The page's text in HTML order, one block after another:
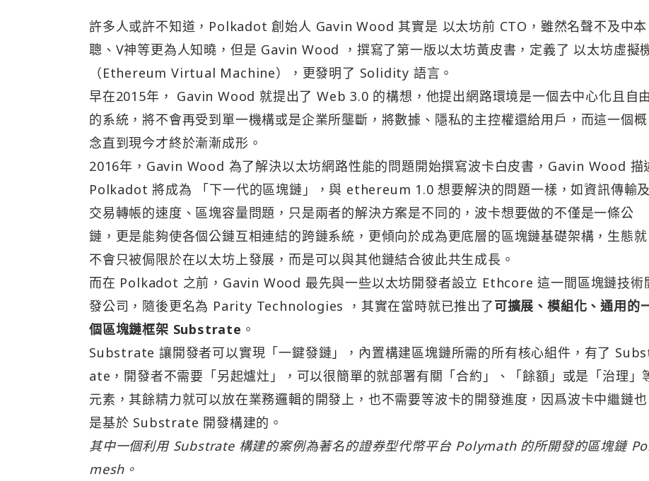
許多人或許不知道，Polkadot 創始人 Gavin Wood 其實是 以太坊前 CTO，雖然名聲不及中本
聰、V神等更為人知曉，但是 Gavin Wood ，撰寫了第一版以太坊黃皮書，定義了 以太坊虛擬
（Ethereum Virtual Machine），更發明了 Solidity 語言。
早在2015年， Gavin Wood 就提出了 Web 3.0 的構想，他提出網路環境是一個去中心化且自由
的系統，將不會再受到單一機構或是企業所壟斷，將數據、隱私的主控權還給用戶，而這一個概
念直到現今才終於漸漸成形。
2016年，Gavin Wood 為了解決以太坊網路性能的問題開始撰寫波卡白皮書，Gavin Wood 描
Polkadot 將成為 「下一代的區塊鏈」，與 ethereum 1.0 想要解決的問題一樣，如資訊傳輸及
交易轉帳的速度、區塊容量問題，只是兩者的解決方案是不同的，波卡想要做的不僅是一條公
鏈，更是能夠使各個公鏈互相連結的跨鏈系統，更傾向於成為更底層的區塊鏈基礎架構，生態就
不會只被侷限於在以太坊上發展，而是可以與其他鏈結合彼此共生成長。
而在 Polkadot 之前，Gavin Wood 最先與一些以太坊開發者設立 Ethcore 這一間區塊鏈技術
發公司，隨後更名為 Parity Technologies ，其實在當時就已推出了可擴展、模組化、通用的
個區塊鏈框架 Substrate 。
Substrate 讓開發者可以實現「一鍵發鏈」，內置構建區塊鏈所需的所有核心組件，有了
ate，開發者不需要「另起爐灶」，可以很簡單的就部署有關「合約」、「餘額」或是「治理」
元素，其餘精力就可以放在業務邏輯的開發上，也不需要等波卡的開發進度，因爲波卡中繼鏈也
是基於 Substrate 開發構建的。
其中一個利用 Substrate 構建的案例為著名的證券型代幣平台 Polymath 的所開發的區塊鏈
mesh。